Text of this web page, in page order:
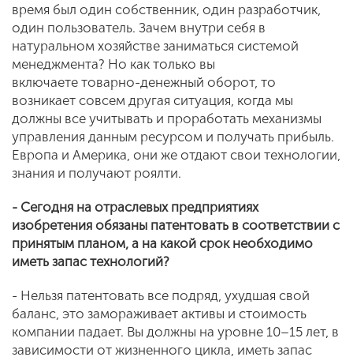
время был один собственник, один разработчик,
один пользователь. Зачем внутри себя в
натуральном хозяйстве заниматься системой
менеджмента? Но как только вы
включаете товарно-денежный оборот, то
возникает совсем другая ситуация, когда мы
должны все учитывать и проработать механизмы
управления данным ресурсом и получать прибыль.
Европа и Америка, они же отдают свои технологии,
знания и получают роялти.
- Сегодня на отраслевых предприятиях
изобретения обязаны патентовать в соответствии с
принятым планом, а на какой срок необходимо
иметь запас технологий?
- Нельзя патентовать все подряд, ухудшая свой
баланс, это замораживает активы и стоимость
компании падает. Вы должны на уровне 10–15 лет, в
зависимости от жизненного цикла, иметь запас